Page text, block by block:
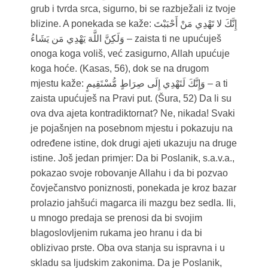
grub i tvrda srca, sigurno, bi se razbježali iz tvoje
blizine. A ponekada se kaže: إِنَّكَ لا تَهْدِي مَنْ أَحْبَبْتَ
وَلَكِنَّ اللَّهَ يَهْدِي مَن يَشَاءُ – zaista ti ne upućuješ
onoga koga voliš, već zasigurno, Allah upućuje
koga hoće. (Kasas, 56), dok se na drugom
mjestu kaže: وَإِنَّكَ لَتَهْدِي إِلَى صِرَاطٍ مُّسْتَقِيمٍ – a ti
zaista upućuješ na Pravi put. (Šura, 52) Da li su
ova dva ajeta kontradiktornat? Ne, nikada! Svaki
je pojašnjen na posebnom mjestu i pokazuju na
određene istine, dok drugi ajeti ukazuju na druge
istine. Još jedan primjer: Da bi Poslanik, s.a.v.a.,
pokazao svoje robovanje Allahu i da bi pozvao
čovječanstvo poniznosti, ponekada je kroz bazar
prolazio jahšući magarca ili mazgu bez sedla. Ili,
u mnogo predaja se prenosi da bi svojim
blagoslovljenim rukama jeo hranu i da bi
oblizivao prste. Oba ova stanja su ispravna i u
skladu sa ljudskim zakonima. Da je Poslanik,